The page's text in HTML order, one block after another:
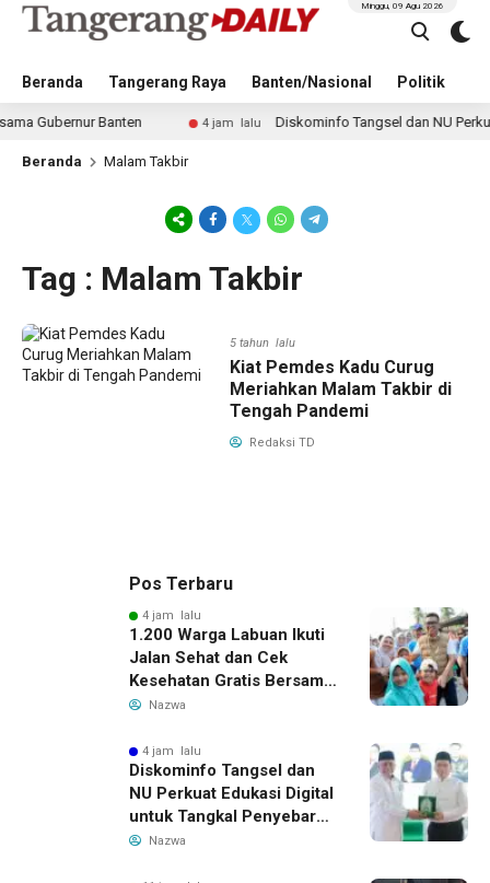
Beranda Tangerang Raya Banten/Nasional Politik
Minggu, 09 Agu 2026
Banten 4 jam lalu Diskominfo Tangsel dan NU Perkuat
Beranda Malam Takbir
Tag : Malam Takbir
5 tahun lalu
Kiat Pemdes Kadu Curug
Meriahkan Malam Takbir di
Tengah Pandemi
Redaksi TD
Pos Terbaru
4 jam lalu
1.200 Warga Labuan Ikuti
Jalan Sehat dan Cek
Kesehatan Gratis Bersama
Gubernur Banten
Nazwa
4 jam lalu
Diskominfo Tangsel dan
NU Perkuat Edukasi Digital
untuk Tangkal Penyebaran
Hoaks
Nazwa